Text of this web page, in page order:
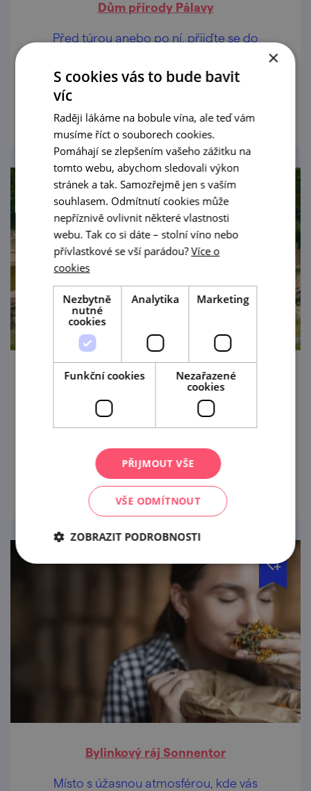
Dům přírody Pálavy
Před túrou anebo po ní, přijďte se do
nového Domu přírody v Dolních Věstonicích
seznámit s pálavskou faunou, florou i
Zoo Brno
Je tolik druhů, které potřebují chránit. Je
toho tolik, co o nich (ještě) nevíte. Pojďte je
prohlédnout
Bylinkový ráj Sonnentor
Místo s úžasnou atmosférou, kde vás
×
S cookies vás to bude bavit
víc
Raději lákáme na bobule vína, ale teď vám
musíme říct o souborech cookies.
Pomáhají se zlepšením vašeho zážitku na
tomto webu, abychom sledovali výkon
stránek a tak. Samozřejmě jen s vaším
souhlasem. Odmítnutí cookies může
nepříznivě ovlivnit některé vlastnosti
webu. Tak co si dáte – stolní víno nebo
přívlastkové se vší parádou?Více o
cookies
Nezbytně
nutné
cookies
Analytika Marketing
Funkční cookies
Nezařazené
cookies
PŘIJMOUT VŠE
VŠE ODMÍTNOUT
ZOBRAZIT PODROBNOSTI